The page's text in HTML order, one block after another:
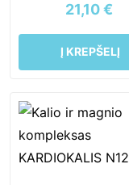
21,10€
Į KREPŠELĮ